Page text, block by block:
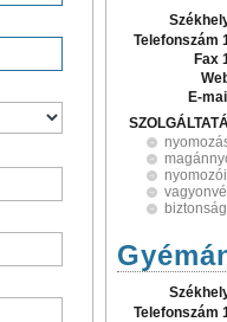
Telefonszám
Fax
E-
Telefonszám